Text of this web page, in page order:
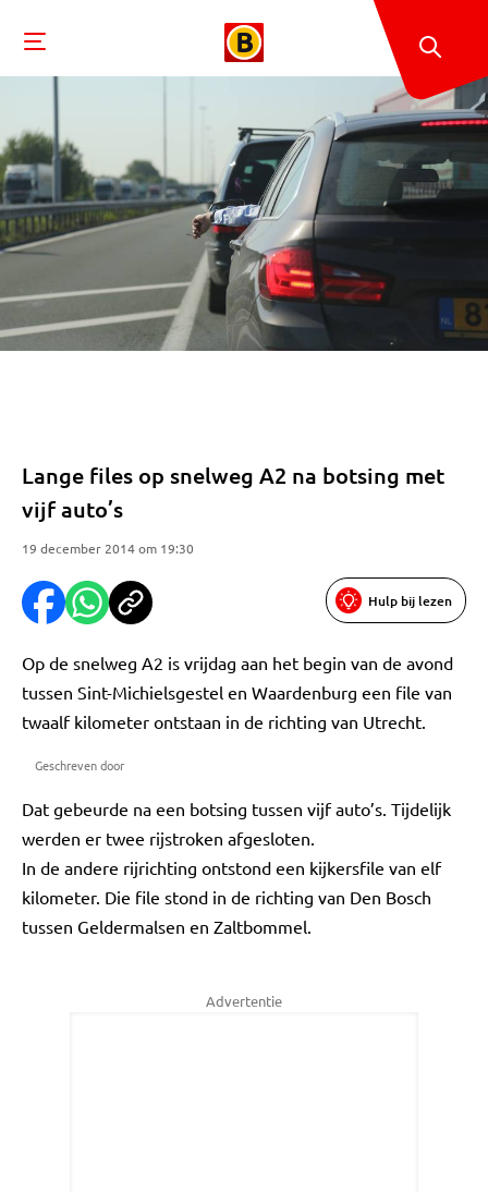
Lange files op snelweg A2 na botsing met
vijf auto’s
19 december 2014 om 19:30
Hulp bij lezen
Op de snelweg A2 is vrijdag aan het begin van de avond
tussen Sint-Michielsgestel en Waardenburg een file van
twaalf kilometer ontstaan in de richting van Utrecht.
Geschreven door
Dat gebeurde na een botsing tussen vijf auto’s. Tijdelijk
werden er twee rijstroken afgesloten.
In de andere rijrichting ontstond een kijkersfile van elf
kilometer. Die file stond in de richting van Den Bosch
tussen Geldermalsen en Zaltbommel.
Advertentie